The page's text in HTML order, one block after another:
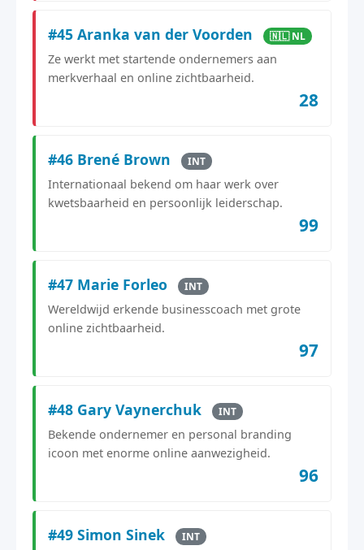
#45 Aranka van der Voorden 🇳🇱 NL
Ze werkt met startende ondernemers aan
merkverhaal en online zichtbaarheid.
28
#46 Brené Brown INT
Internationaal bekend om haar werk over
kwetsbaarheid en persoonlijk leiderschap.
99
#47 Marie Forleo INT
Wereldwijd erkende businesscoach met grote
online zichtbaarheid.
97
#48 Gary Vaynerchuk INT
Bekende ondernemer en personal branding
icoon met enorme online aanwezigheid.
96
#49 Simon Sinek INT